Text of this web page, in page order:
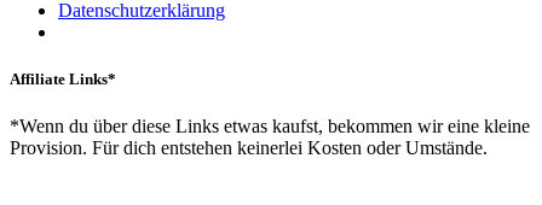
Datenschutzerklärung
Affiliate Links*
*Wenn du über diese Links etwas kaufst, bekommen wir eine kleine
Provision. Für dich entstehen keinerlei Kosten oder Umstände.